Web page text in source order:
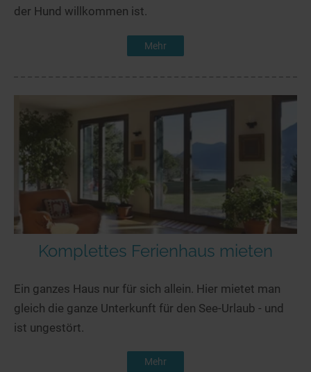
der Hund willkommen ist.
Mehr
Komplettes Ferienhaus mieten
Ein ganzes Haus nur für sich allein. Hier mietet man
gleich die ganze Unterkunft für den See-Urlaub - und
ist ungestört.
Mehr